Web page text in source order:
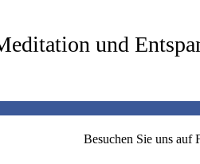
und
Besuchen Sie uns auf